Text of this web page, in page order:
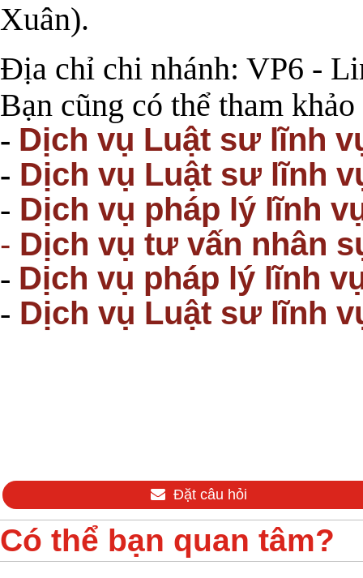
Xuân).
Địa chỉ chi nhánh: VP6 -
Bạn cũng có thể tham
- Dịch vụ Luật sư lĩnh
- Dịch vụ Luật sư lĩnh
- Dịch vụ pháp lý lĩnh
- Dịch vụ tư vấn nhân
- Dịch vụ pháp lý lĩnh
- Dịch vụ Luật sư lĩnh
Đặt câu hỏi
Có thể bạn quan tâm?